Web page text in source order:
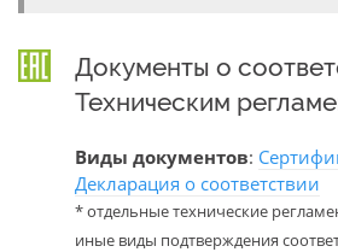
Документы о
Техническим
Виды документов:
Декларация о соответствии
* отдельные технические
иные виды подтверждения